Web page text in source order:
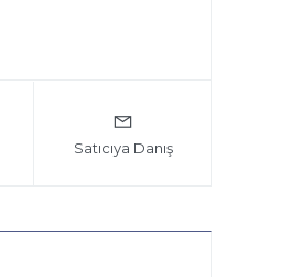
Satıcıya Danış